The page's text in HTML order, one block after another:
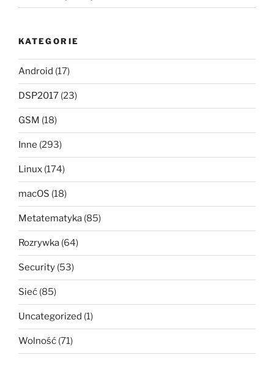
KATEGORIE
Android (17)
DSP2017 (23)
GSM (18)
Inne (293)
Linux (174)
macOS (18)
Metatematyka (85)
Rozrywka (64)
Security (53)
Sieć (85)
Uncategorized (1)
Wolność (71)